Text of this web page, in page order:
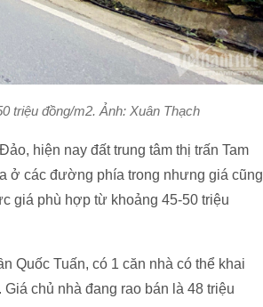
triệu đồng/m2. Ảnh: Xuân Thạch
hiện nay đất trung tâm thị trấn Tam
ở các đường phía trong nhưng giá cũng
giá phù hợp từ khoảng 45-50 triệu
Quốc Tuấn, có 1 căn nhà có thể khai
chủ nhà đang rao bán là 48 triệu